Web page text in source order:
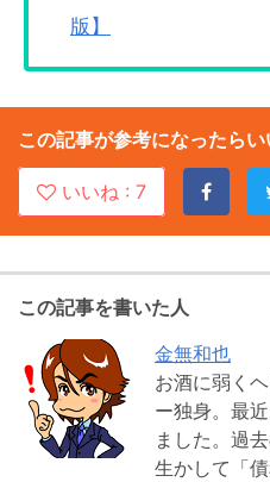
版】
この記事が参考になったら
いいね : 7
この記事を書いた人
金無和也
お酒に弱く
ー独身。最
ました。過
生かして「